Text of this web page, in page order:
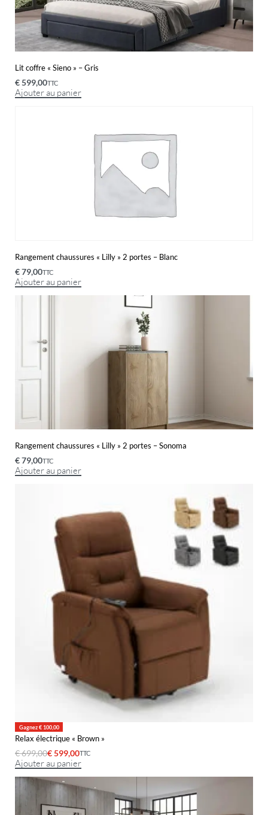
Lit coffre « Sieno » – Gris
€599,00TTC
Ajouter au panier
Rangement chaussures « Lilly » 2 portes – Blanc
€79,00TTC
Ajouter au panier
Rangement chaussures « Lilly » 2 portes – Sonoma
€79,00TTC
Ajouter au panier
Gagnez € 100,00
Relax électrique « Brown »
€699,00€599,00TTC
Ajouter au panier